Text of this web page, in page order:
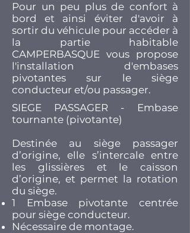
Pour un peu plus de confort à
bord et ainsi éviter d'avoir à
sortir du véhicule pour accéder à
la partie habitable
CAMPERBASQUE vous propose
l'installation d'embases
pivotantes sur le siège
conducteur et/ou passager.
SIEGE PASSAGER - Embase
tournante (pivotante)
Destinée au siège passager
d’origine, elle s’intercale entre
les glissières et le caisson
d’origine, et permet la rotation
du siège.​
1 Embase pivotante centrée
pour siège conducteur.
Nécessaire de montage.